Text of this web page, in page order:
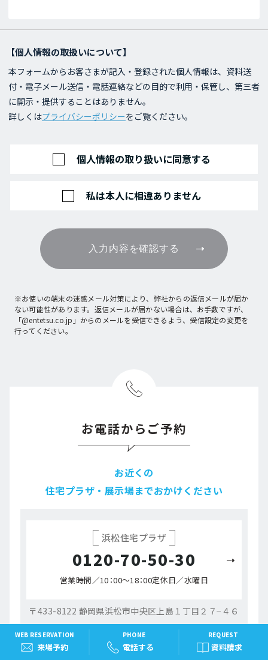
WEB RESERVATION
来場予約
REQUEST
資料請求
PHONE
電話する
【個人情報の取扱いについて】
本フォームからお客さまが記入・登録された個人情報は、資料送
付・電子メール送信・電話連絡などの目的で利用・保管し、第三者
に開示・提供することはありません。
詳しくはプライバシーポリシーをご覧ください。
個人情報の取り扱いに同意する
私は本人に相違ありません
入力内容を確認する
※お使いの端末の迷惑メール対策により、弊社からの返信メールが届か
ない可能性があります。返信メールが届かない場合は、お手数ですが、
「@entetsu.co.jp」からのメールを受信できるよう、受信設定の変更を
行ってください。
お電話からご予約
お近くの
住宅プラザ・展示場までおかけください
浜松住宅プラザ
0120-70-50-30
営業時間／10：00～18：00定休日／水曜日
〒433-8122 静岡県浜松市中央区上島１丁目２７−４６